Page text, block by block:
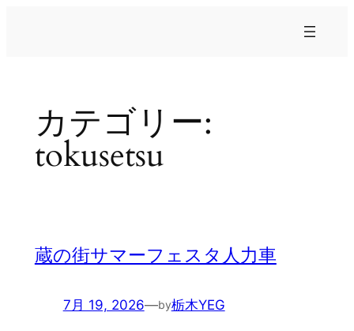
カテゴリー:
tokusetsu
蔵の街サマーフェスタ人力車
7月 19, 2026—by栃木YEG